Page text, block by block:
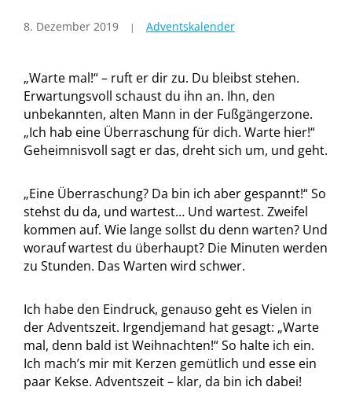
8. Dezember 2019 Adventskalender
„Warte mal!“ – ruft er dir zu. Du bleibst stehen.
Erwartungsvoll schaust du ihn an. Ihn, den
unbekannten, alten Mann in der Fußgängerzone.
„Ich hab eine Überraschung für dich. Warte hier!“
Geheimnisvoll sagt er das, dreht sich um, und geht.
„Eine Überraschung? Da bin ich aber gespannt!“ So
stehst du da, und wartest… Und wartest. Zweifel
kommen auf. Wie lange sollst du denn warten? Und
worauf wartest du überhaupt? Die Minuten werden
zu Stunden. Das Warten wird schwer.
Ich habe den Eindruck, genauso geht es Vielen in
der Adventszeit. Irgendjemand hat gesagt: „Warte
mal, denn bald ist Weihnachten!“ So halte ich ein.
Ich mach’s mir mit Kerzen gemütlich und esse ein
paar Kekse. Adventszeit – klar, da bin ich dabei!